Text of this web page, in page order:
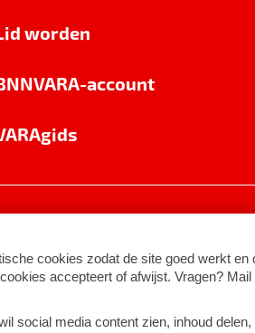
worden
account
©2026BNNVARA